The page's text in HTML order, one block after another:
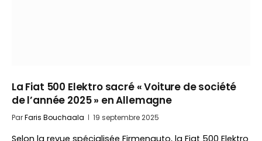
La Fiat 500 Elektro sacré « Voiture de société
de l’année 2025 » en Allemagne
ParFaris Bouchaala 19 septembre 2025
Selon la revue spécialisée Firmenauto, la Fiat 500 Elektro